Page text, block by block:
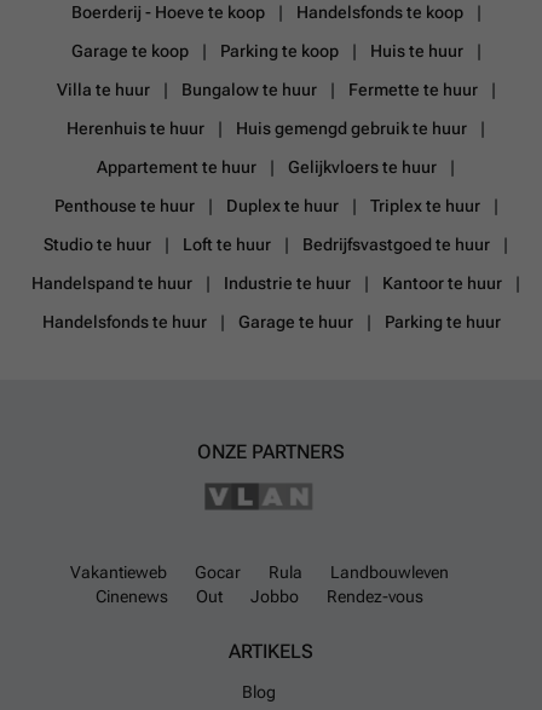
Boerderij - Hoeve te koop
Handelsfonds te koop
Garage te koop
Parking te koop
Huis te huur
Villa te huur
Bungalow te huur
Fermette te huur
Herenhuis te huur
Huis gemengd gebruik te huur
Appartement te huur
Gelijkvloers te huur
Penthouse te huur
Duplex te huur
Triplex te huur
Studio te huur
Loft te huur
Bedrijfsvastgoed te huur
Handelspand te huur
Industrie te huur
Kantoor te huur
Handelsfonds te huur
Garage te huur Parking te huur
ONZE PARTNERS
Vakantieweb Gocar Rula
Landbouwleven
Cinenews
Out Jobbo Rendez-vous
ARTIKELS
Blog